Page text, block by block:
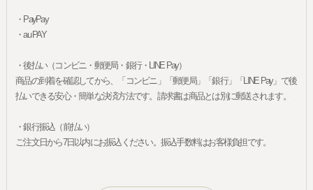
・PayPay
・au PAY
・後払い（コンビニ・郵便局・銀行・LINE Pay）
商品の到着を確認してから、「コンビニ」「郵便局」「銀行」「LINE Pay」で後
払いできる安心・簡単な決済方法です。請求書は商品とは別に郵送されます。
・銀行振込（前払い）
ご注文日から7日以内にお振込ください。振込手数料はお客様負担です。